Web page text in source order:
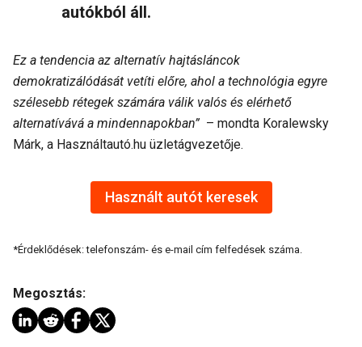
autókból áll.
Ez a tendencia az alternatív hajtásláncok
demokratizálódását vetíti előre, ahol a technológia egyre
szélesebb rétegek számára válik valós és elérhető
alternatívává a mindennapokban” – mondta Koralewsky
Márk, a Használtautó.hu üzletágvezetője.
Használt autót keresek
*Érdeklődések: telefonszám- és e-mail cím felfedések száma.
Megosztás: